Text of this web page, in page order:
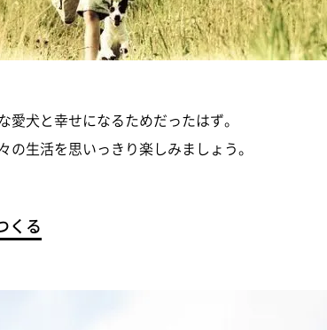
犬と幸せになるためだったはず。
生活を思いっきり楽しみましょう。
くる